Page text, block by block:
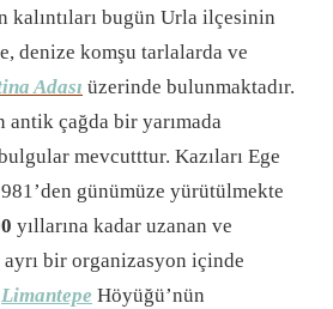
kalıntıları bugün Urla ilçesinin
denize komşu tarlalarda ve
Adası üzerinde bulunmaktadır.
antik çağda bir yarımada
mevcutttur. Kazıları Ege
günümüze yürütülmekte
yıllarına kadar uzanan ve
ayrı bir organizasyon içinde
Limantepe Höyüğü’nün